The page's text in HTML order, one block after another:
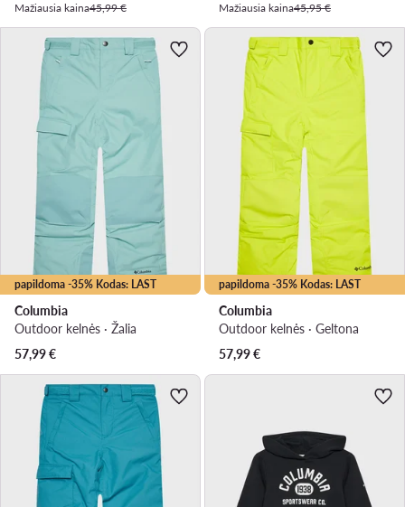
Mažiausia kaina45,99 € Mažiausia kaina45,95 €
papildoma -35% Kodas: LAST
Columbia
Outdoor kelnės · Žalia
57,99€
papildoma -35% Kodas: LAST
Columbia
Outdoor kelnės · Geltona
57,99€